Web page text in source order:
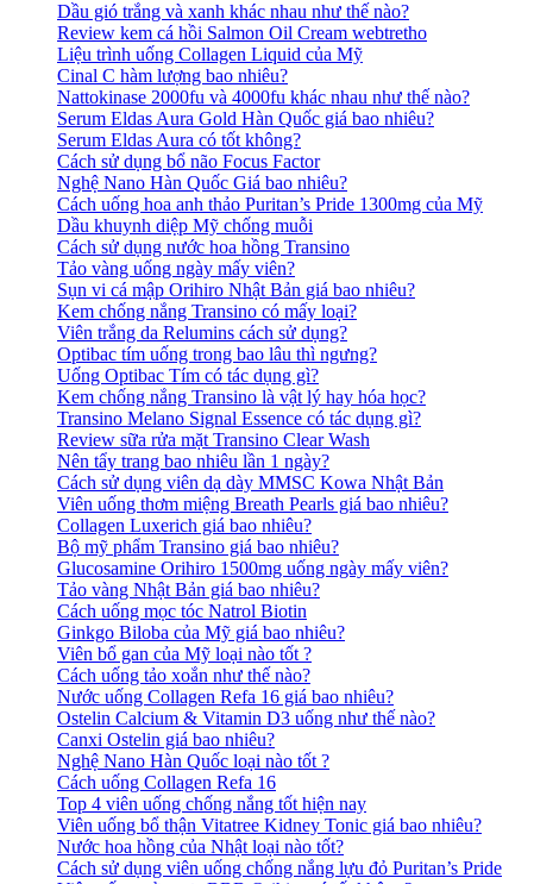
Dầu gió trắng và xanh khác nhau như thế nào?
Review kem cá hồi Salmon Oil Cream webtretho
Liệu trình uống Collagen Liquid của Mỹ
Cinal C hàm lượng bao nhiêu?
Nattokinase 2000fu và 4000fu khác nhau như thế nào?
Serum Eldas Aura Gold Hàn Quốc giá bao nhiêu?
Serum Eldas Aura có tốt không?
Cách sử dụng bổ não Focus Factor
Nghệ Nano Hàn Quốc Giá bao nhiêu?
Cách uống hoa anh thảo Puritan’s Pride 1300mg của Mỹ
Dầu khuynh diệp Mỹ chống muỗi
Cách sử dụng nước hoa hồng Transino
Tảo vàng uống ngày mấy viên?
Sụn vi cá mập Orihiro Nhật Bản giá bao nhiêu?
Kem chống nắng Transino có mấy loại?
Viên trắng da Relumins cách sử dụng?
Optibac tím uống trong bao lâu thì ngưng?
Uống Optibac Tím có tác dụng gì?
Kem chống nắng Transino là vật lý hay hóa học?
Transino Melano Signal Essence có tác dụng gì?
Review sữa rửa mặt Transino Clear Wash
Nên tẩy trang bao nhiêu lần 1 ngày?
Cách sử dụng viên dạ dày MMSC Kowa Nhật Bản
Viên uống thơm miệng Breath Pearls giá bao nhiêu?
Collagen Luxerich giá bao nhiêu?
Bộ mỹ phẩm Transino giá bao nhiêu?
Glucosamine Orihiro 1500mg uống ngày mấy viên?
Tảo vàng Nhật Bản giá bao nhiêu?
Cách uống mọc tóc Natrol Biotin
Ginkgo Biloba của Mỹ giá bao nhiêu?
Viên bổ gan của Mỹ loại nào tốt ?
Cách uống tảo xoắn như thế nào?
Nước uống Collagen Refa 16 giá bao nhiêu?
Ostelin Calcium & Vitamin D3 uống như thế nào?
Canxi Ostelin giá bao nhiêu?
Nghệ Nano Hàn Quốc loại nào tốt ?
Cách uống Collagen Refa 16
Top 4 viên uống chống nắng tốt hiện nay
Viên uống bổ thận Vitatree Kidney Tonic giá bao nhiêu?
Nước hoa hồng của Nhật loại nào tốt?
Cách sử dụng viên uống chống nắng lựu đỏ Puritan’s Pride